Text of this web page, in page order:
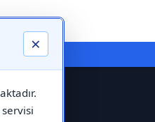
×
Hizmeti